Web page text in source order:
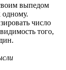
выпедом
одному.
число
того,